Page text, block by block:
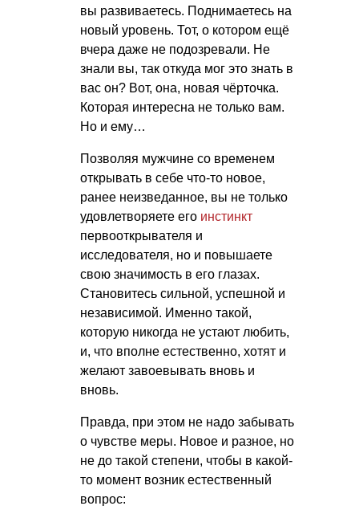
вы развиваетесь. Поднимаетесь на
новый уровень. Тот, о котором ещё
вчера даже не подозревали. Не
знали вы, так откуда мог это знать в
вас он? Вот, она, новая чёрточка.
Которая интересна не только вам.
Но и ему…
Позволяя мужчине со временем
открывать в себе что-то новое,
ранее неизведанное, вы не только
удовлетворяете его инстинкт
первооткрывателя и
исследователя, но и повышаете
свою значимость в его глазах.
Становитесь сильной, успешной и
независимой. Именно такой,
которую никогда не устают любить,
и, что вполне естественно, хотят и
желают завоевывать вновь и
вновь.
Правда, при этом не надо забывать
о чувстве меры. Новое и разное, но
не до такой степени, чтобы в какой-
то момент возник естественный
вопрос: